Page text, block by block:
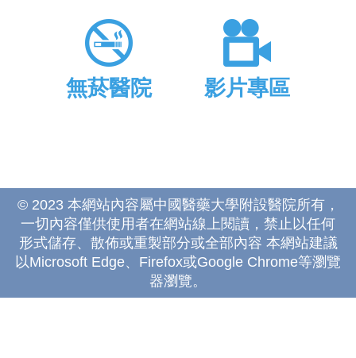
無菸醫院 影片專區
© 2023 本網站內容屬中國醫藥大學附設醫院所有，
一切內容僅供使用者在網站線上閱讀，禁止以任何
形式儲存、散佈或重製部分或全部內容 本網站建議
以Microsoft Edge、Firefox或Google Chrome等瀏覽
器瀏覽。